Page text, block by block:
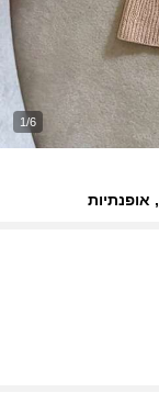
1/6